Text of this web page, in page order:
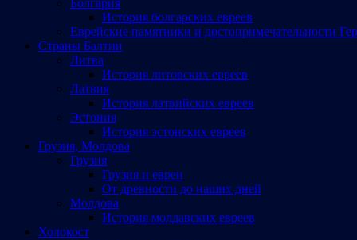
История болгарских евреев
Еврейские памятники и достопримечательности
Страны Балтии
Литва
История литовских евреев
Латвия
История латвийских евреев
Эстония
История эстонских евреев
Грузия, Молдова
Грузия
Грузия и евреи
От древности до наших дней
Молдова
История молдавских евреев
Холокост